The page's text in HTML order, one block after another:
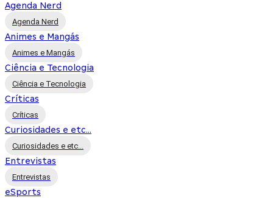
Agenda Nerd
Agenda Nerd
Animes e Mangás
Animes e Mangás
Ciência e Tecnologia
Ciência e Tecnologia
Críticas
Críticas
Curiosidades e etc...
Curiosidades e etc...
Entrevistas
Entrevistas
eSports